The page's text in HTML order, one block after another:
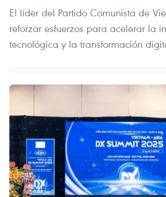
El líder del Partido Comunista de
reforzar esfuerzos para acelerar la
tecnológica y la transformación